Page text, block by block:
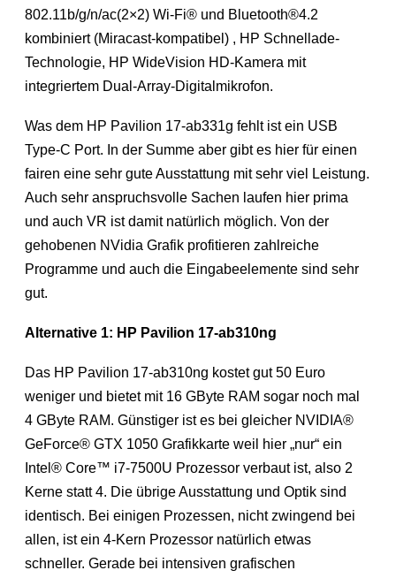
802.11b/g/n/ac(2×2) Wi-Fi® und Bluetooth®4.2
kombiniert (Miracast-kompatibel) , HP Schnellade-
Technologie, HP WideVision HD-Kamera mit
integriertem Dual-Array-Digitalmikrofon.
Was dem HP Pavilion 17-ab331g fehlt ist ein USB
Type-C Port. In der Summe aber gibt es hier für einen
fairen eine sehr gute Ausstattung mit sehr viel Leistung.
Auch sehr anspruchsvolle Sachen laufen hier prima
und auch VR ist damit natürlich möglich. Von der
gehobenen NVidia Grafik profitieren zahlreiche
Programme und auch die Eingabeelemente sind sehr
gut.
Alternative 1: HP Pavilion 17-ab310ng
Das HP Pavilion 17-ab310ng kostet gut 50 Euro
weniger und bietet mit 16 GByte RAM sogar noch mal
4 GByte RAM. Günstiger ist es bei gleicher NVIDIA®
GeForce® GTX 1050 Grafikkarte weil hier „nur“ ein
Intel® Core™ i7-7500U Prozessor verbaut ist, also 2
Kerne statt 4. Die übrige Ausstattung und Optik sind
identisch. Bei einigen Prozessen, nicht zwingend bei
allen, ist ein 4-Kern Prozessor natürlich etwas
schneller. Gerade bei intensiven grafischen